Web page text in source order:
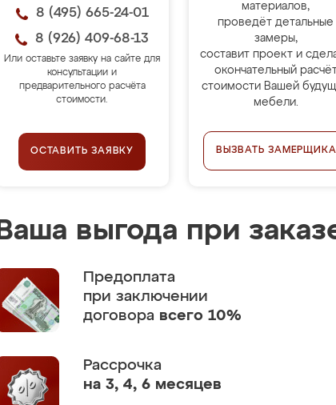
8 (495) 665-24-01
8 (926) 409-68-13
Или оставьте заявку на сайте для
консультации и
предварительного расчёта
стоимости.
ОСТАВИТЬ ЗАЯВКУ
материалов,
проведёт детальные
замеры,
составит проект и
окончательный
стоимости Вашей
мебели.
ВЫЗВАТЬ ЗАМЕРЩИКА
Ваша выгода при
Предоплата
при заключении
договора всего 10%
Рассрочка
на 3, 4, 6 месяцев